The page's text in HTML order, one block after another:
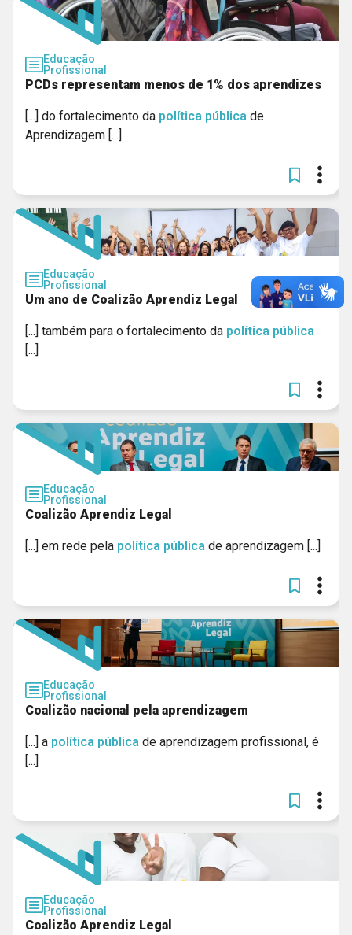
Educação
Profissional
PCDs representam menos de 1% dos aprendizes
[...] do fortalecimento da política pública de
Aprendizagem [...]
Educação
Profissional
Um ano de Coalizão Aprendiz Legal
[...] também para o fortalecimento da política pública
[...]
Educação
Profissional
Coalizão Aprendiz Legal
[...] em rede pela política pública de aprendizagem [...]
Educação
Profissional
Coalizão nacional pela aprendizagem
[...] a política pública de aprendizagem profissional, é
[...]
Educação
Profissional
Coalizão Aprendiz Legal